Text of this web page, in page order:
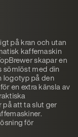
på kran och utan
kaffemaskin
skapar en
sömlöst med din
logotyp på den
en extra känsla av
på att ta slut ger
för